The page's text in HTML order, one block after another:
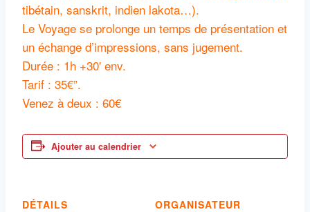
tibétain, sanskrit, indien lakota…).
Le Voyage se prolonge un temps de présentation et
un échange d’impressions, sans jugement.
Durée : 1h +30′ env.
Tarif : 35€”.
Venez à deux : 60€
Ajouter au calendrier
DÉTAILS
ORGANISATEUR